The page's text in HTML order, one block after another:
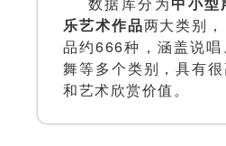
乐艺术作品两大类别
品约666种，涵盖说
舞等多个类别，具有
和艺术欣赏价值。